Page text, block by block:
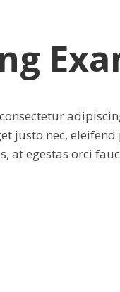
justo nec,
at egestas orci